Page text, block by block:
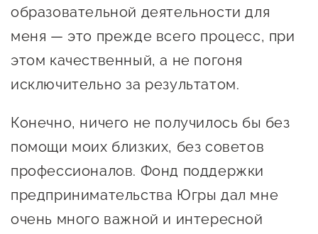
Финансовая поддержка
Меры поддержки в условиях
внешнего санкционного
давления
Центры поддержки
Центр информационно-
консультационного
сопровождения
образовательной деятельности для
меня — это прежде всего процесс, при
этом качественный, а не погоня
исключительно за результатом.
Конечно, ничего не получилось бы без
помощи моих близких, без советов
профессионалов. Фонд поддержки
предпринимательства Югры дал мне
очень много важной и интересной